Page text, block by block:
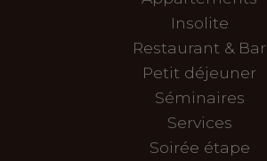
Insolite
Restaurant & Bar
Petit déjeuner
Séminaires
Services
Soirée étape